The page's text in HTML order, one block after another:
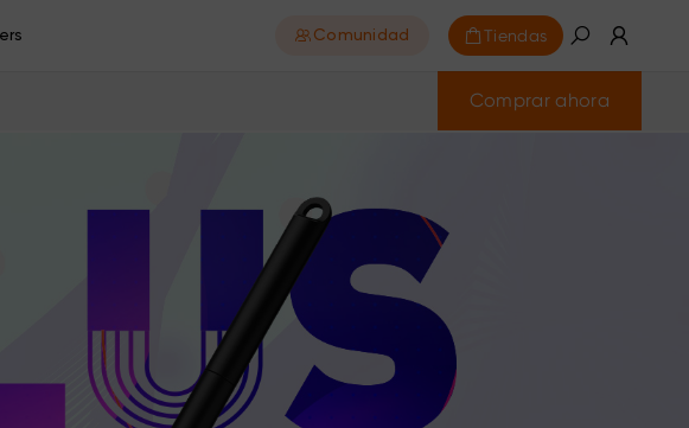
Comunidad Tiendas
Comprar ahora